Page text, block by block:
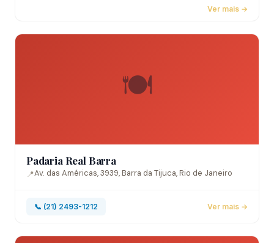
Ver mais →
🍽️
Padaria Real Barra
📍Av. das Américas, 3939, Barra da Tijuca, Rio de Janeiro
📞 (21) 2493-1212 Ver mais →